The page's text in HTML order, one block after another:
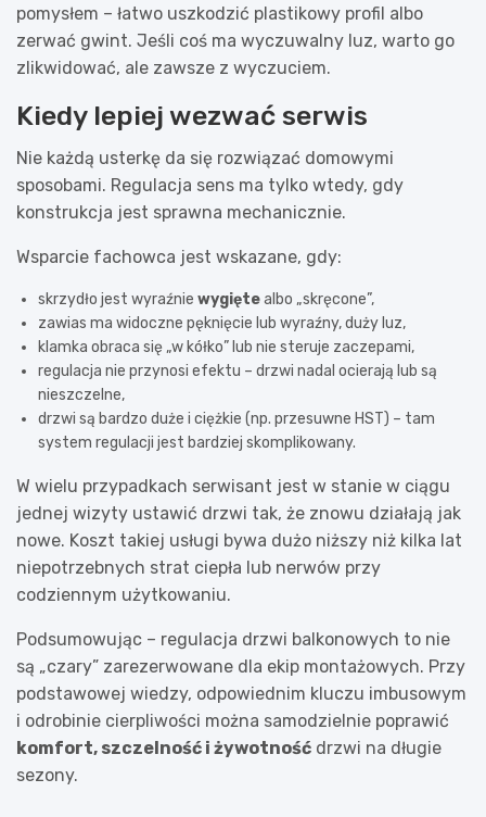
pomysłem – łatwo uszkodzić plastikowy profil albo
zerwać gwint. Jeśli coś ma wyczuwalny luz, warto go
zlikwidować, ale zawsze z wyczuciem.
Kiedy lepiej wezwać serwis
Nie każdą usterkę da się rozwiązać domowymi
sposobami. Regulacja sens ma tylko wtedy, gdy
konstrukcja jest sprawna mechanicznie.
Wsparcie fachowca jest wskazane, gdy:
skrzydło jest wyraźnie wygiętealbo „skręcone”,
zawias ma widoczne pęknięcie lub wyraźny, duży luz,
klamka obraca się „w kółko” lub nie steruje zaczepami,
regulacja nie przynosi efektu – drzwi nadal ocierają lub są
nieszczelne,
drzwi są bardzo duże i ciężkie (np. przesuwne HST) – tam
system regulacji jest bardziej skomplikowany.
W wielu przypadkach serwisant jest w stanie w ciągu
jednej wizyty ustawić drzwi tak, że znowu działają jak
nowe. Koszt takiej usługi bywa dużo niższy niż kilka lat
niepotrzebnych strat ciepła lub nerwów przy
codziennym użytkowaniu.
Podsumowując – regulacja drzwi balkonowych to nie
są „czary” zarezerwowane dla ekip montażowych. Przy
podstawowej wiedzy, odpowiednim kluczu imbusowym
i odrobinie cierpliwości można samodzielnie poprawić
komfort, szczelność i żywotność drzwi na długie
sezony.